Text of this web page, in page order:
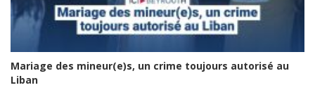
Mariage des mineur(e)s, un crime toujours autorisé au
Liban